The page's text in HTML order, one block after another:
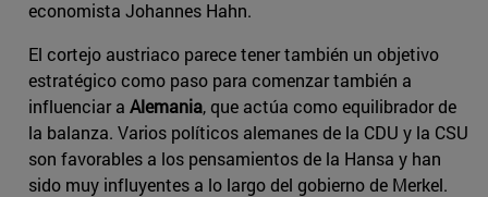
economista Johannes Hahn.
El cortejo austriaco parece tener también un objetivo
estratégico como paso para comenzar también a
influenciar a Alemania, que actúa como equilibrador de
la balanza. Varios políticos alemanes de la CDU y la CSU
son favorables a los pensamientos de la Hansa y han
sido muy influyentes a lo largo del gobierno de Merkel.